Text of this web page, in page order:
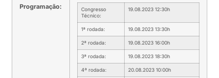
Programação:
Congresso
Técnico:
19.08.2023 12:30h
1ª rodada: 19.08.2023 13:30h
2ª rodada: 19.08.2023 16:00h
3ª rodada: 19.08.2023 18:30h
4ª rodada: 20.08.2023 10:00h